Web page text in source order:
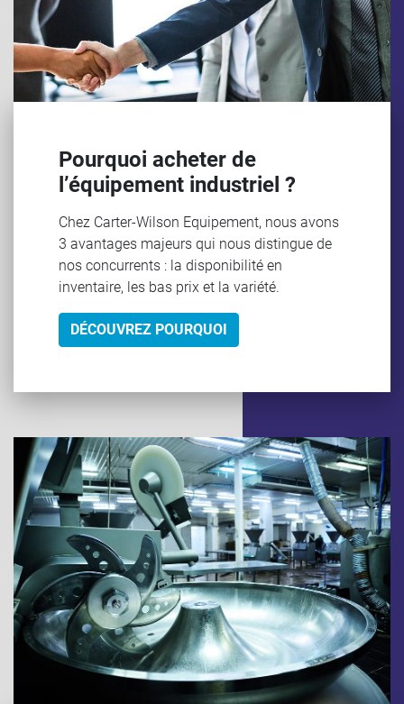
Pourquoi acheter de
l’équipement industriel ?
Chez Carter-Wilson Equipement, nous avons
3 avantages majeurs qui nous distingue de
nos concurrents : la disponibilité en
inventaire, les bas prix et la variété.
DÉCOUVREZ POURQUOI